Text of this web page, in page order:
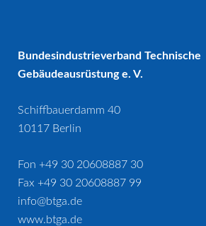
Bundesindustrieverband Technische
Gebäudeausrüstung e. V.
Schiffbauerdamm 40
10117 Berlin
Fon +49 30 20608887 30
Fax +49 30 20608887 99
info@btga.de
www.btga.de